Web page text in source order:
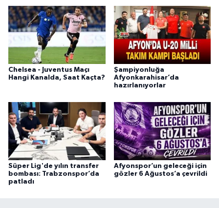
Chelsea - Juventus Maçı
Hangi Kanalda, Saat Kaçta?
Şampiyonluğa
Afyonkarahisar’da
hazırlanıyorlar
Süper Lig'de yılın transfer
bombası: Trabzonspor’da
patladı
Afyonspor’un geleceği için
gözler 6 Ağustos’a çevrildi